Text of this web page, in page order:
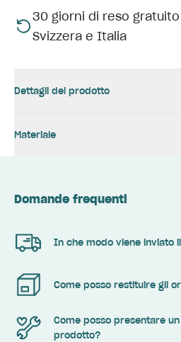
30 giorni di reso
Svizzera e Italia
Dettagli del prodotto
Materiale
Domande frequenti
In che modo viene inviato
Come posso restituire gli
Come posso presentare
prodotto?